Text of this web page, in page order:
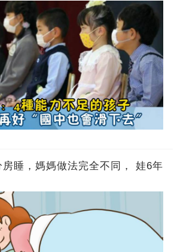
房睡，媽媽做法完全不同， 娃6年